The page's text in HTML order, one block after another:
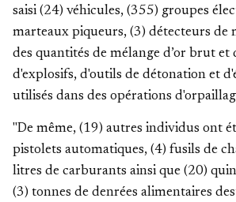
saisi (24) véhicules, (355) groupes
marteaux piqueurs, (3) détecteurs de
des quantités de mélange d’or brut et
d'explosifs, d'outils de détonation et
utilisés dans des opérations
"De même, (19) autres individus ont
pistolets automatiques, (4) fusils de
litres de carburants ainsi que (20)
(3) tonnes de denrées alimentaires